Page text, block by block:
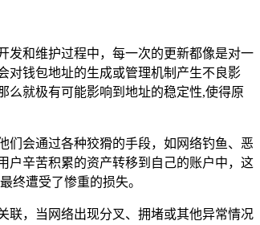
发和维护过程中，每一次的更新都像是对一
对钱包地址的生成或管理机制产生不良影
么就极有可能影响到地址的稳定性,使得原
们会通过各种狡猾的手段，如网络钓鱼、恶
户辛苦积累的资产转移到自己的账户中，这
终遭受了惨重的损失。
联，当网络出现分叉、拥堵或其他异常情况